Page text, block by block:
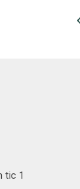
tic 1